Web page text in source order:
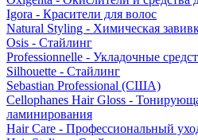
Igora - Красители для волос
Natural Styling - Химическая
Osis - Стайлинг
Professionnelle - Укладочные
Silhouette - Стайлинг
Sebastian Professional (США)
Cellophanes Hair Gloss -
ламинирования
Hair Care - Профессиональный